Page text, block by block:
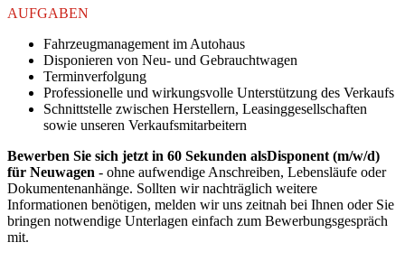
AUFGABEN
Fahrzeugmanagement im Autohaus
Disponieren von Neu- und Gebrauchtwagen
Terminverfolgung
Professionelle und wirkungsvolle Unterstützung des Verkaufs
Schnittstelle zwischen Herstellern, Leasinggesellschaften
sowie unseren Verkaufsmitarbeitern
Bewerben Sie sich jetzt in 60 Sekunden alsDisponent (m/w/d)
für Neuwagen - ohne aufwendige Anschreiben, Lebensläufe oder
Dokumentenanhänge. Sollten wir nachträglich weitere
Informationen benötigen, melden wir uns zeitnah bei Ihnen oder Sie
bringen notwendige Unterlagen einfach zum Bewerbungsgespräch
mit.